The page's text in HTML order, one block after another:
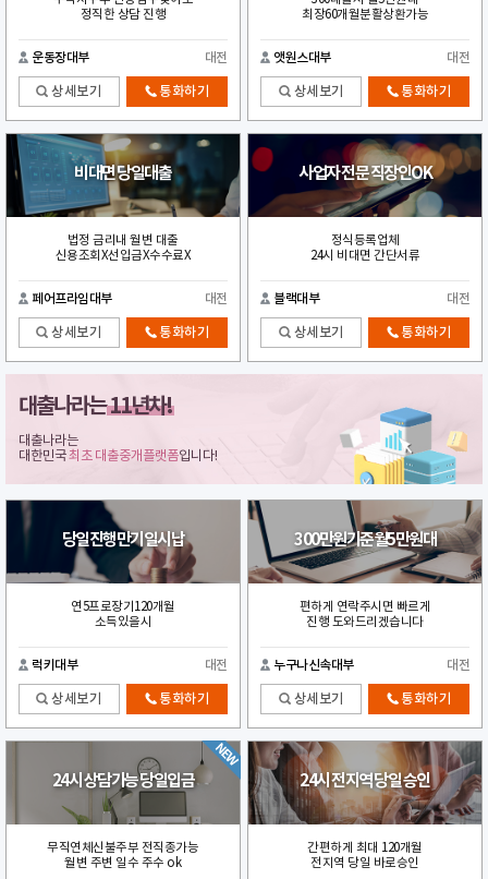
정직한 상담 진행
운동장대부 대전
상세보기 통화하기
최장60개월분활상환가능
앳원스대부 대전
상세보기 통화하기
비대면 당일대출
법정 금리내 월변 대출
신용조회X선입금X수수료X
페어프라임대부 대전
상세보기 통화하기
사업자 전문 직장인OK
정식등록업체
24시 비대면 간단서류
블랙대부 대전
상세보기 통화하기
대출나라는11년차!
대출나라는
대한민국최초 대출중개플랫폼입니다!
당일진행만기일시납
연5프로장기120개월
소득있을시
럭키대부 대전
상세보기 통화하기
300만원기준월5만원대
편하게 연락주시면 빠르게
진행 도와드리겠습니다
누구나신속대부 대전
상세보기 통화하기
24시 상담가능 당일입금
무직연체신불주부 전직종가능
월변 주변 일수 주수 ok
24시 전지역 당일 승인
간편하게 최대 120개월
전지역 당일 바로승인